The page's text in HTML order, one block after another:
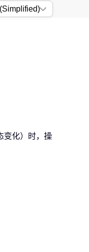
变化）时，操